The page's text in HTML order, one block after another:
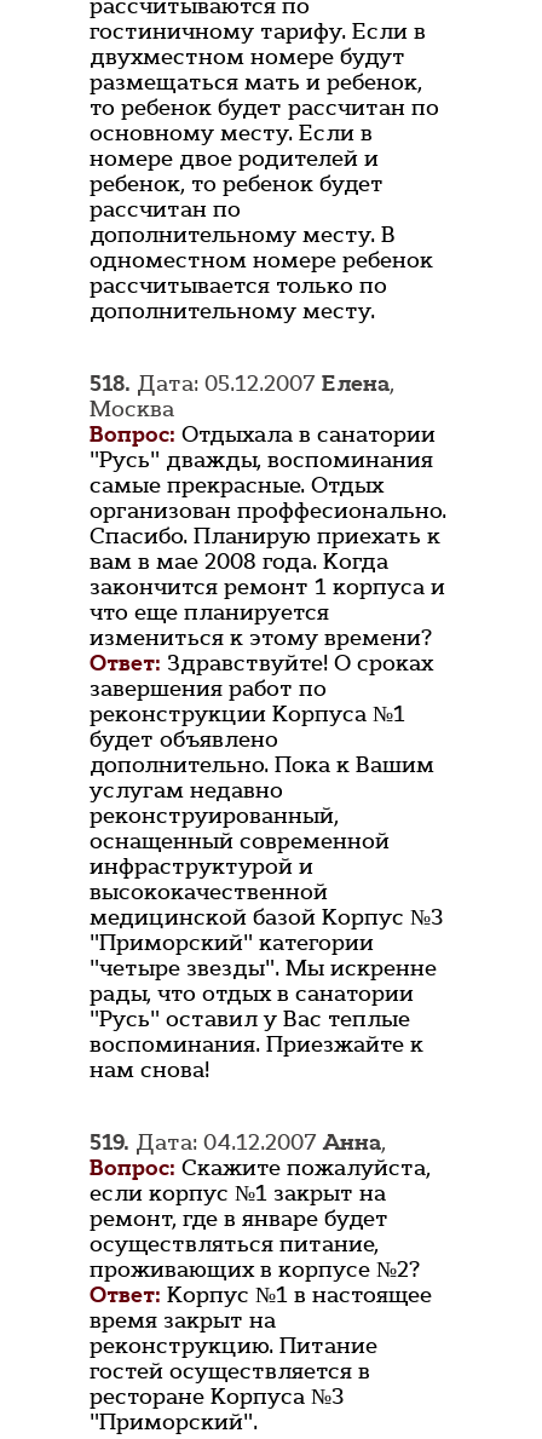
рассчитываются по
гостиничному тарифу. Если в
двухместном номере будут
размещаться мать и ребенок,
то ребенок будет рассчитан по
основному месту. Если в
номере двое родителей и
ребенок, то ребенок будет
рассчитан по
дополнительному месту. В
одноместном номере ребенок
рассчитывается только по
дополнительному месту.
518. Дата: 05.12.2007 Елена,
Москва
Вопрос: Отдыхала в санатории
"Русь" дважды, воспоминания
самые прекрасные. Отдых
организован проффесионально.
Спасибо. Планирую приехать к
вам в мае 2008 года. Когда
закончится ремонт 1 корпуса и
что еще планируется
измениться к этому времени?
Ответ: Здравствуйте! О сроках
завершения работ по
реконструкции Корпуса №1
будет объявлено
дополнительно. Пока к Вашим
услугам недавно
реконструированный,
оснащенный современной
инфраструктурой и
высококачественной
медицинской базой Корпус №3
"Приморский" категории
"четыре звезды". Мы искренне
рады, что отдых в санатории
"Русь" оставил у Вас теплые
воспоминания. Приезжайте к
нам снова!
519. Дата: 04.12.2007Анна,
Вопрос: Скажите пожалуйста,
если корпус №1 закрыт на
ремонт, где в январе будет
осуществляться питание,
проживающих в корпусе №2?
Ответ: Корпус №1 в настоящее
время закрыт на
реконструкцию. Питание
гостей осуществляется в
ресторане Корпуса №3
"Приморский".